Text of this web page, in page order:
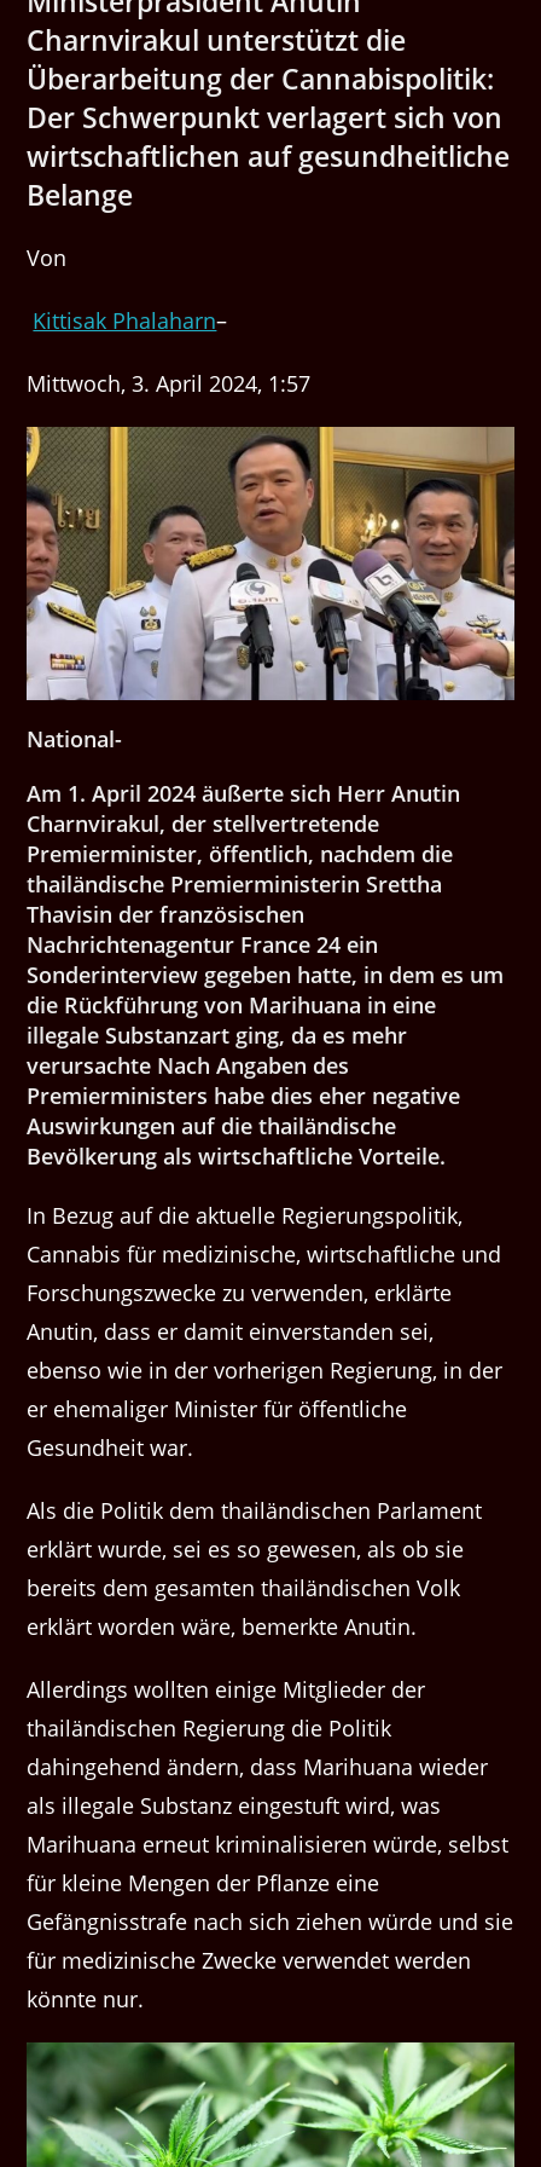
Charnvirakul unterstützt die
Überarbeitung der Cannabispolitik:
Der Schwerpunkt verlagert sich von
wirtschaftlichen auf gesundheitliche
Belange
Von
Kittisak Phalaharn–
Mittwoch, 3. April 2024, 1:57
National-
Am 1. April 2024 äußerte sich Herr Anutin
Charnvirakul, der stellvertretende
Premierminister, öffentlich, nachdem die
thailändische Premierministerin Srettha
Thavisin der französischen
Nachrichtenagentur France 24 ein
Sonderinterview gegeben hatte, in dem es um
die Rückführung von Marihuana in eine
illegale Substanzart ging, da es mehr
verursachte Nach Angaben des
Premierministers habe dies eher negative
Auswirkungen auf die thailändische
Bevölkerung als wirtschaftliche Vorteile.
In Bezug auf die aktuelle Regierungspolitik,
Cannabis für medizinische, wirtschaftliche und
Forschungszwecke zu verwenden, erklärte
Anutin, dass er damit einverstanden sei,
ebenso wie in der vorherigen Regierung, in der
er ehemaliger Minister für öffentliche
Gesundheit war.
Als die Politik dem thailändischen Parlament
erklärt wurde, sei es so gewesen, als ob sie
bereits dem gesamten thailändischen Volk
erklärt worden wäre, bemerkte Anutin.
Allerdings wollten einige Mitglieder der
thailändischen Regierung die Politik
dahingehend ändern, dass Marihuana wieder
als illegale Substanz eingestuft wird, was
Marihuana erneut kriminalisieren würde, selbst
für kleine Mengen der Pflanze eine
Gefängnisstrafe nach sich ziehen würde und sie
für medizinische Zwecke verwendet werden
könnte nur.